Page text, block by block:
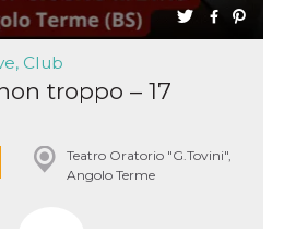
Club
troppo – 17
Teatro Oratorio "G.Tovini",
Angolo Terme